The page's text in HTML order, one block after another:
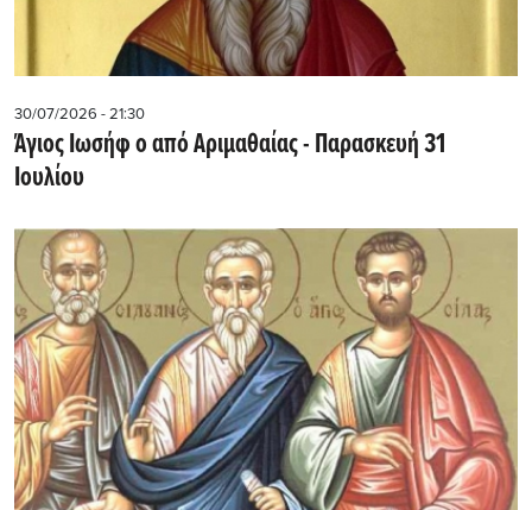
30/07/2026 - 21:30
Άγιος Ιωσήφ ο από Αριμαθαίας - Παρασκευή 31
Ιουλίου